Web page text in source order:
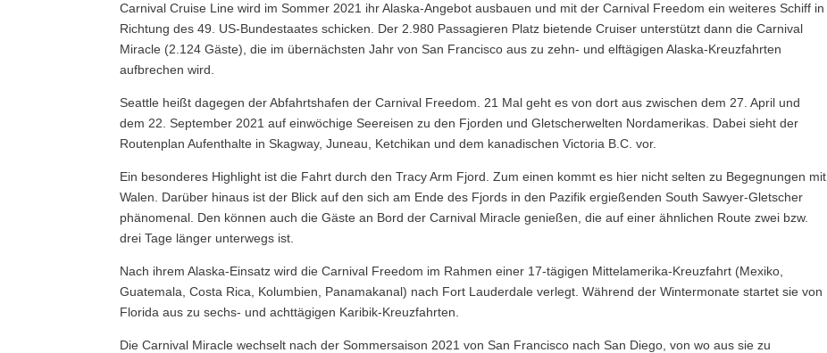
Carnival Cruise Line wird im Sommer 2021 ihr Alaska-Angebot ausbauen und mit der Carnival Freedom ein weiteres Schiff in
Richtung des 49. US-Bundestaates schicken.
Der 2.980 Passagieren Platz bietende Cruiser unterstützt dann die Carnival
Miracle (2.124 Gäste), die im übernächsten Jahr von San Francisco aus zu zehn- und elftägigen Alaska-Kreuzfahrten
aufbrechen wird.
Seattle heißt dagegen der Abfahrtshafen der Carnival Freedom. 21 Mal geht es von dort aus zwischen dem 27. April und
dem 22. September 2021 auf einwöchige Seereisen zu den Fjorden und Gletscherwelten Nordamerikas. Dabei sieht der
Routenplan Aufenthalte in Skagway, Juneau, Ketchikan und dem kanadischen Victoria B.C. vor.
Ein besonderes Highlight ist die Fahrt durch den Tracy Arm Fjord. Zum einen kommt es hier nicht selten zu Begegnungen mit
Walen. Darüber hinaus ist der Blick auf den sich am Ende des Fjords in den Pazifik ergießenden South Sawyer-Gletscher
phänomenal. Den können auch die Gäste an Bord der Carnival Miracle genießen, die auf einer ähnlichen Route zwei bzw.
drei Tage länger unterwegs ist.
Nach ihrem Alaska-Einsatz wird die Carnival Freedom im Rahmen einer 17-tägigen Mittelamerika-Kreuzfahrt (Mexiko,
Guatemala, Costa Rica, Kolumbien, Panamakanal) nach Fort Lauderdale verlegt. Während der Wintermonate startet sie von
Florida aus zu sechs- und achttägigen Karibik-Kreuzfahrten.
Die Carnival Miracle wechselt nach der Sommersaison 2021 von San Francisco nach San Diego, von wo aus sie zu